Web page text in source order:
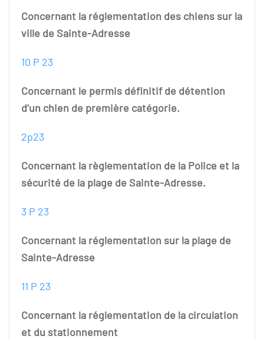
Concernant la réglementation des chiens sur la
ville de Sainte-Adresse
10 P 23
Concernant le permis définitif de détention
d’un chien de première catégorie.
2p23
Concernant la règlementation de la Police et la
sécurité de la plage de Sainte-Adresse.
3 P 23
Concernant la réglementation sur la plage de
Sainte-Adresse
11 P 23
Concernant la réglementation de la circulation
et du stationnement